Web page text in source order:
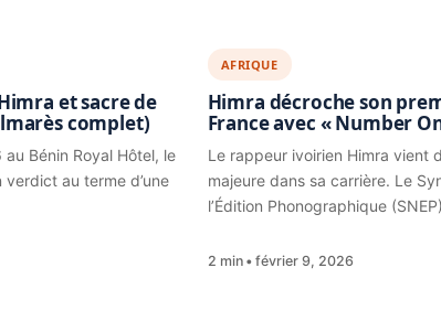
et sacre de
complet)
Bénin Royal Hôtel, le
au terme d’une
AFRIQUE
Himra décroche son
France avec « Number
Le rappeur ivoirien Himra vient
majeure dans sa carrière. Le
l’Édition Phonographique
2 min février 9, 2026